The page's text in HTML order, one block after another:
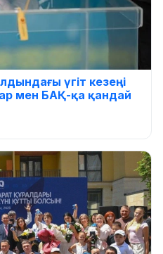
үгіт кезеңі
мен БАҚ-қа қандай